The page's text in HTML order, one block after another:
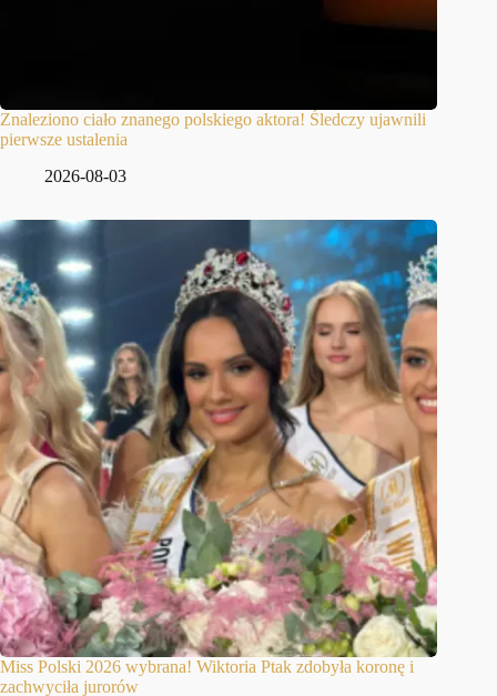
Znaleziono ciało znanego polskiego aktora! Śledczy ujawnili
pierwsze ustalenia
2026-08-03
Miss Polski 2026 wybrana! Wiktoria Ptak zdobyła koronę i
zachwyciła jurorów